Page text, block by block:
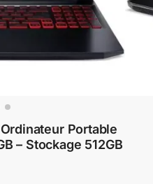
Portable
– Stockage 512GB